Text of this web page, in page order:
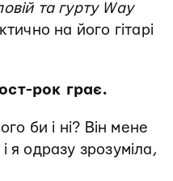
та гурту Way
на його гітарі
рок грає.
би і ні? Він мене
я одразу зрозуміла,